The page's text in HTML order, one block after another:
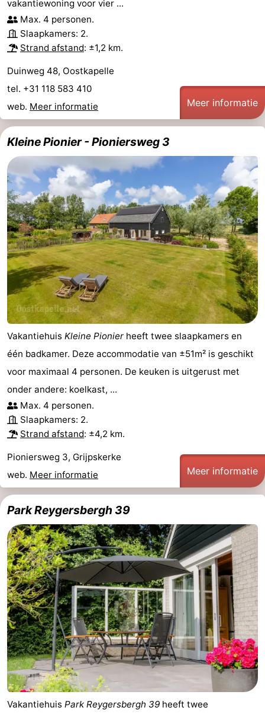
vakantiewoning voor vier ...
Max. 4 personen.
Slaapkamers: 2.
Strand afstand: ±1,2 km.
Duinweg 48, Oostkapelle
tel. +31 118 583 410
web. Meer informatie Meer informatie
Kleine Pionier - Pioniersweg 3
Vakantiehuis Kleine Pionier heeft twee slaapkamers en
één badkamer. Deze accommodatie van ±51m² is geschikt
voor maximaal 4 personen. De keuken is uitgerust met
onder andere: koelkast, ...
Max. 4 personen.
Slaapkamers: 2.
Strand afstand: ±4,2 km.
Pioniersweg 3, Grijpskerke
web. Meer informatie Meer informatie
Park Reygersbergh 39
Vakantiehuis Park Reygersbergh 39 heeft twee